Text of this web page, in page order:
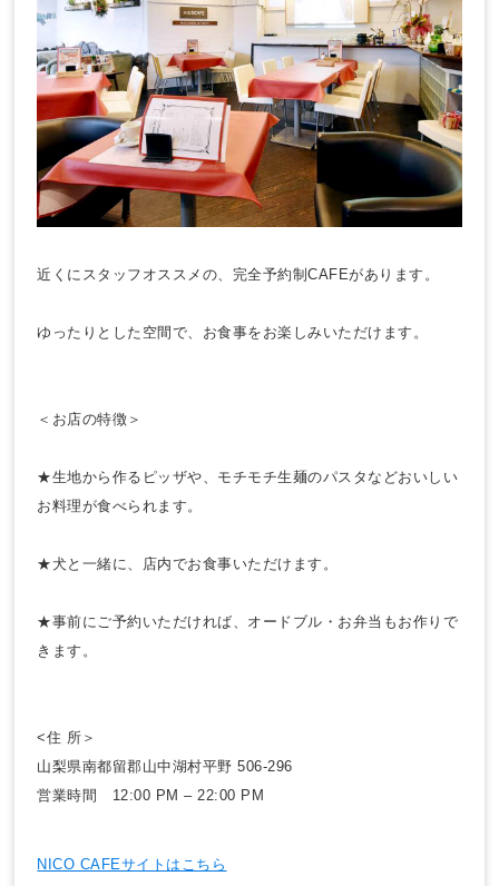
近くにスタッフオススメの、完全予約制CAFEがあります。
ゆったりとした空間で、お食事をお楽しみいただけます。
＜お店の特徴＞
★生地から作るピッザや、モチモチ生麺のパスタなどおいしい
お料理が食べられます。
★犬と一緒に、店内でお食事いただけます。
★事前にご予約いただければ、オードブル・お弁当もお作りで
きます。
<住 所＞
山梨県南都留郡山中湖村平野 506-296
営業時間 12:00 PM – 22:00 PM
NICO CAFEサイトはこちら